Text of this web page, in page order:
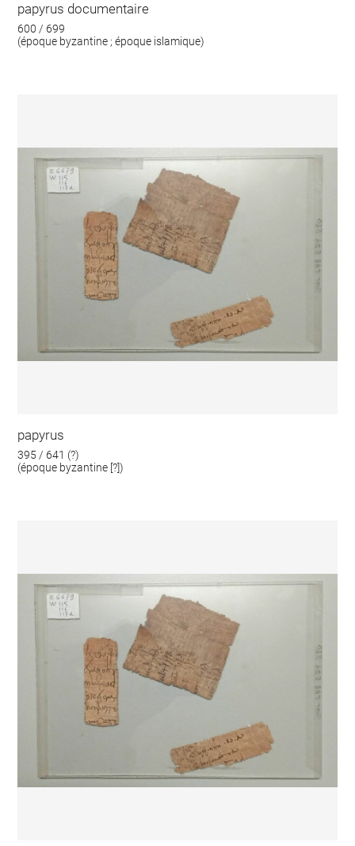
papyrus documentaire
600 / 699
(époque byzantine ; époque islamique)
papyrus
395 / 641 (?)
(époque byzantine [?])